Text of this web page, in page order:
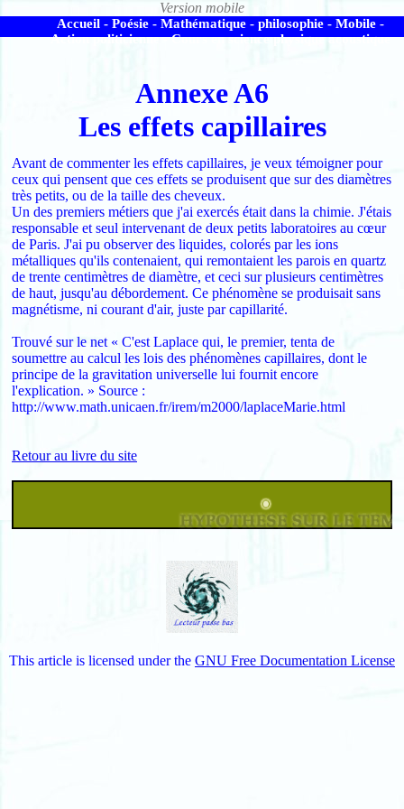
Accueil - Poésie - Mathématique - philosophie - Mobile -
Action politicienne - Cours en science physique acoustique
Annexe A6
Les effets capillaires
Avant de commenter les effets capillaires, je veux témoigner pour
ceux qui pensent que ces effets se produisent que sur des diamètres
très petits, ou de la taille des cheveux.
Un des premiers métiers que j'ai exercés était dans la chimie. J'étais
responsable et seul intervenant de deux petits laboratoires au cœur
de Paris. J'ai pu observer des liquides, colorés par les ions
métalliques qu'ils contenaient, qui remontaient les parois en quartz
de trente centimètres de diamètre, et ceci sur plusieurs centimètres
de haut, jusqu'au débordement. Ce phénomène se produisait sans
magnétisme, ni courant d'air, juste par capillarité.
Trouvé sur le net « C'est Laplace qui, le premier, tenta de
soumettre au calcul les lois des phénomènes capillaires, dont le
principe de la gravitation universelle lui fournit encore
l'explication. » Source :
http://www.math.unicaen.fr/irem/m2000/laplaceMarie.html
Retour au livre du site
This article is licensed under the GNU Free Documentation License